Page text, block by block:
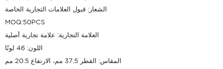
الشعار: قبول العلامات التجارية الخاصة
MOQ:50PCS
العلامة التجارية: علامة تجارية أصلية
اللون: 46 لونًا
المقاس: القطر 37.5 مم، الارتفاع 20.5 مم